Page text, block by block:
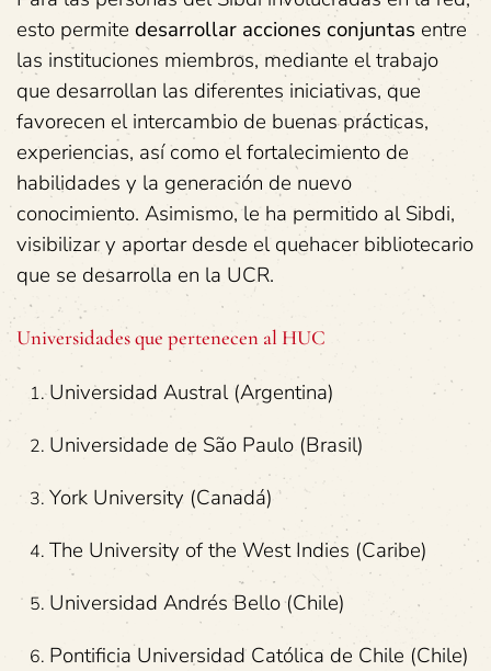
esto permite desarrollar acciones conjuntas entre
las instituciones miembros, mediante el trabajo
que desarrollan las diferentes iniciativas, que
favorecen el intercambio de buenas prácticas,
experiencias, así como el fortalecimiento de
habilidades y la generación de nuevo
conocimiento. Asimismo, le ha permitido al Sibdi,
visibilizar y aportar desde el quehacer bibliotecario
que se desarrolla en la UCR.
Universidades que pertenecen al HUC
Universidad Austral (Argentina)
Universidade de São Paulo (Brasil)
York University (Canadá)
The University of the West Indies (Caribe)
Universidad Andrés Bello (Chile)
Pontificia Universidad Católica de Chile (Chile)